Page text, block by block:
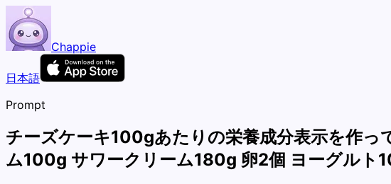
Chappie
日本語
Prompt
チーズケーキ100gあたりの栄養成分表示を作
ム100g サワークリーム180g 卵2個 ヨーグル